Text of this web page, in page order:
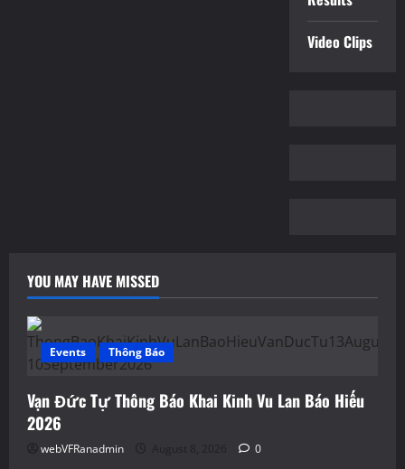
Video Clips
YOU MAY HAVE MISSED
Events Thông Báo
Vạn Đức Tự Thông Báo Khai Kinh Vu Lan Báo Hiếu
2026
webVFRanadmin August 8, 2026 0